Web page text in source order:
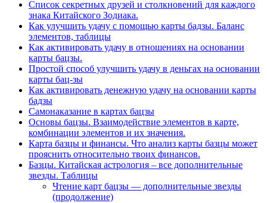
Список секретных друзей и cтолкновений для каждого
знака Китайского Зодиака.
Как улучшить удачу с помощью карты бадзы. Баланс
элементов, таблицы
Как активировать удачу в отношениях на основании
карты бацзы.
Простой способ улучшить удачу в деньгах на основании
карты бац-зы
Как активировать денежную удачу на основании карты
бадзы
Самонаказание в картах бацзы
Основы бацзы. Взаимодействие элементов в карте,
комбинации элементов и их значения.
Карта базцы и финансы. Что анализ карты базцы может
прояснить относительно твоих финансов.
Базцы. Китайская астрология – все дополнительные
звезды. Таблицы
Чтение карт бацзы — дополнительные звезды
(продолжение)